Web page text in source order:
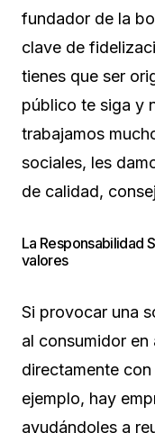
fundador de la
clave de
tienes que ser
público te siga y
trabajamos
sociales, les
de calidad,
La Responsabilidad
valores
Si provocar una
al consumidor
directamente
ejemplo, hay
ayudándoles a